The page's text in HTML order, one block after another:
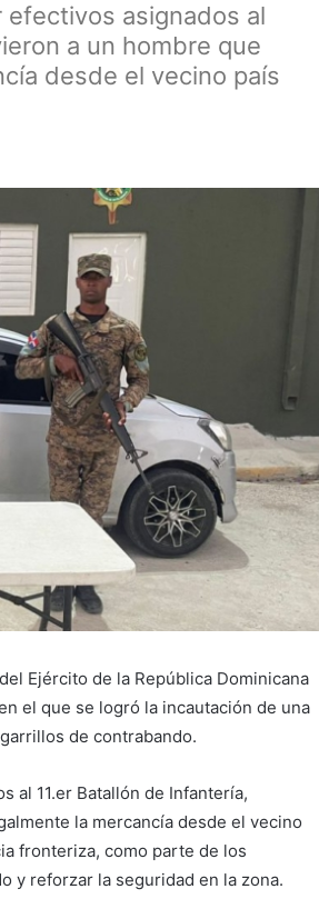
efectivos asignados al
a un hombre que
desde el vecino país
Ejército de la República Dominicana
el que se logró la incautación de una
de contrabando.
al 11.er Batallón de Infantería,
la mercancía desde el vecino
fronteriza, como parte de los
y reforzar la seguridad en la zona.